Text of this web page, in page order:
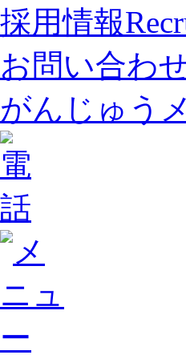
採用情報
お問い合わ
がんじゅう